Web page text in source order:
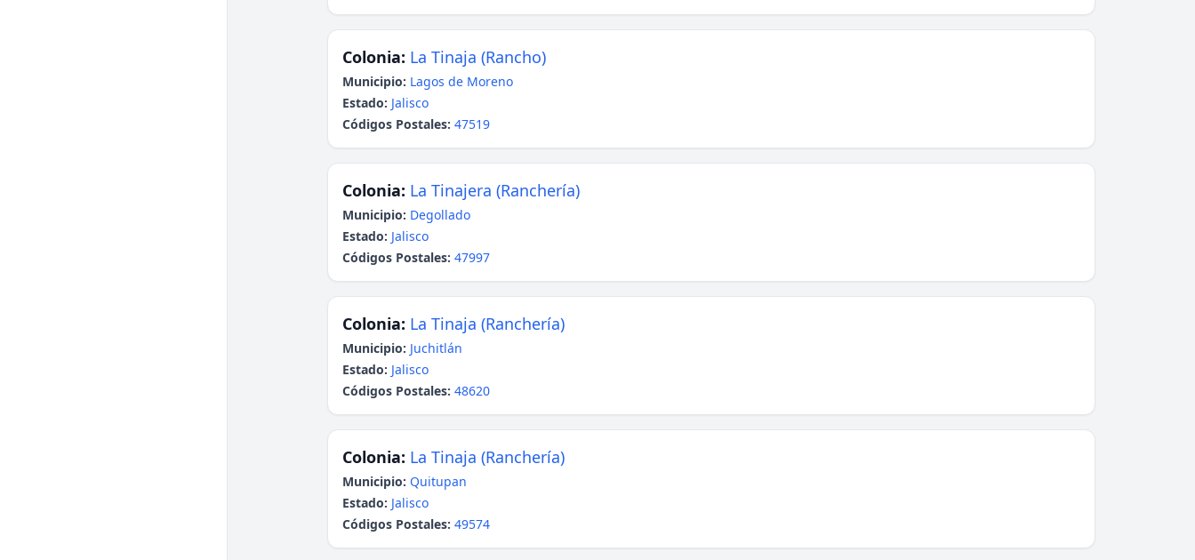
Colonia: La Tinaja (Rancho)
Municipio: Lagos de Moreno
Estado: Jalisco
Códigos Postales: 47519
Colonia: La Tinajera (Ranchería)
Municipio: Degollado
Estado: Jalisco
Códigos Postales: 47997
Colonia: La Tinaja (Ranchería)
Municipio: Juchitlán
Estado: Jalisco
Códigos Postales: 48620
Colonia: La Tinaja (Ranchería)
Municipio: Quitupan
Estado: Jalisco
Códigos Postales: 49574